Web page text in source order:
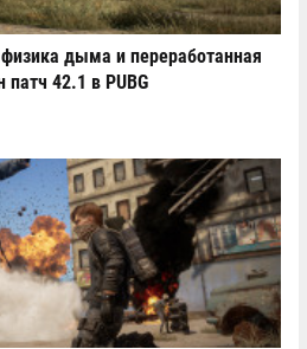
дыма и переработанная
патч 42.1 в PUBG